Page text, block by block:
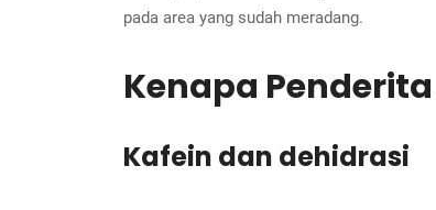
pada area yang sudah meradang.
Kenapa
Kafein dan dehidrasi